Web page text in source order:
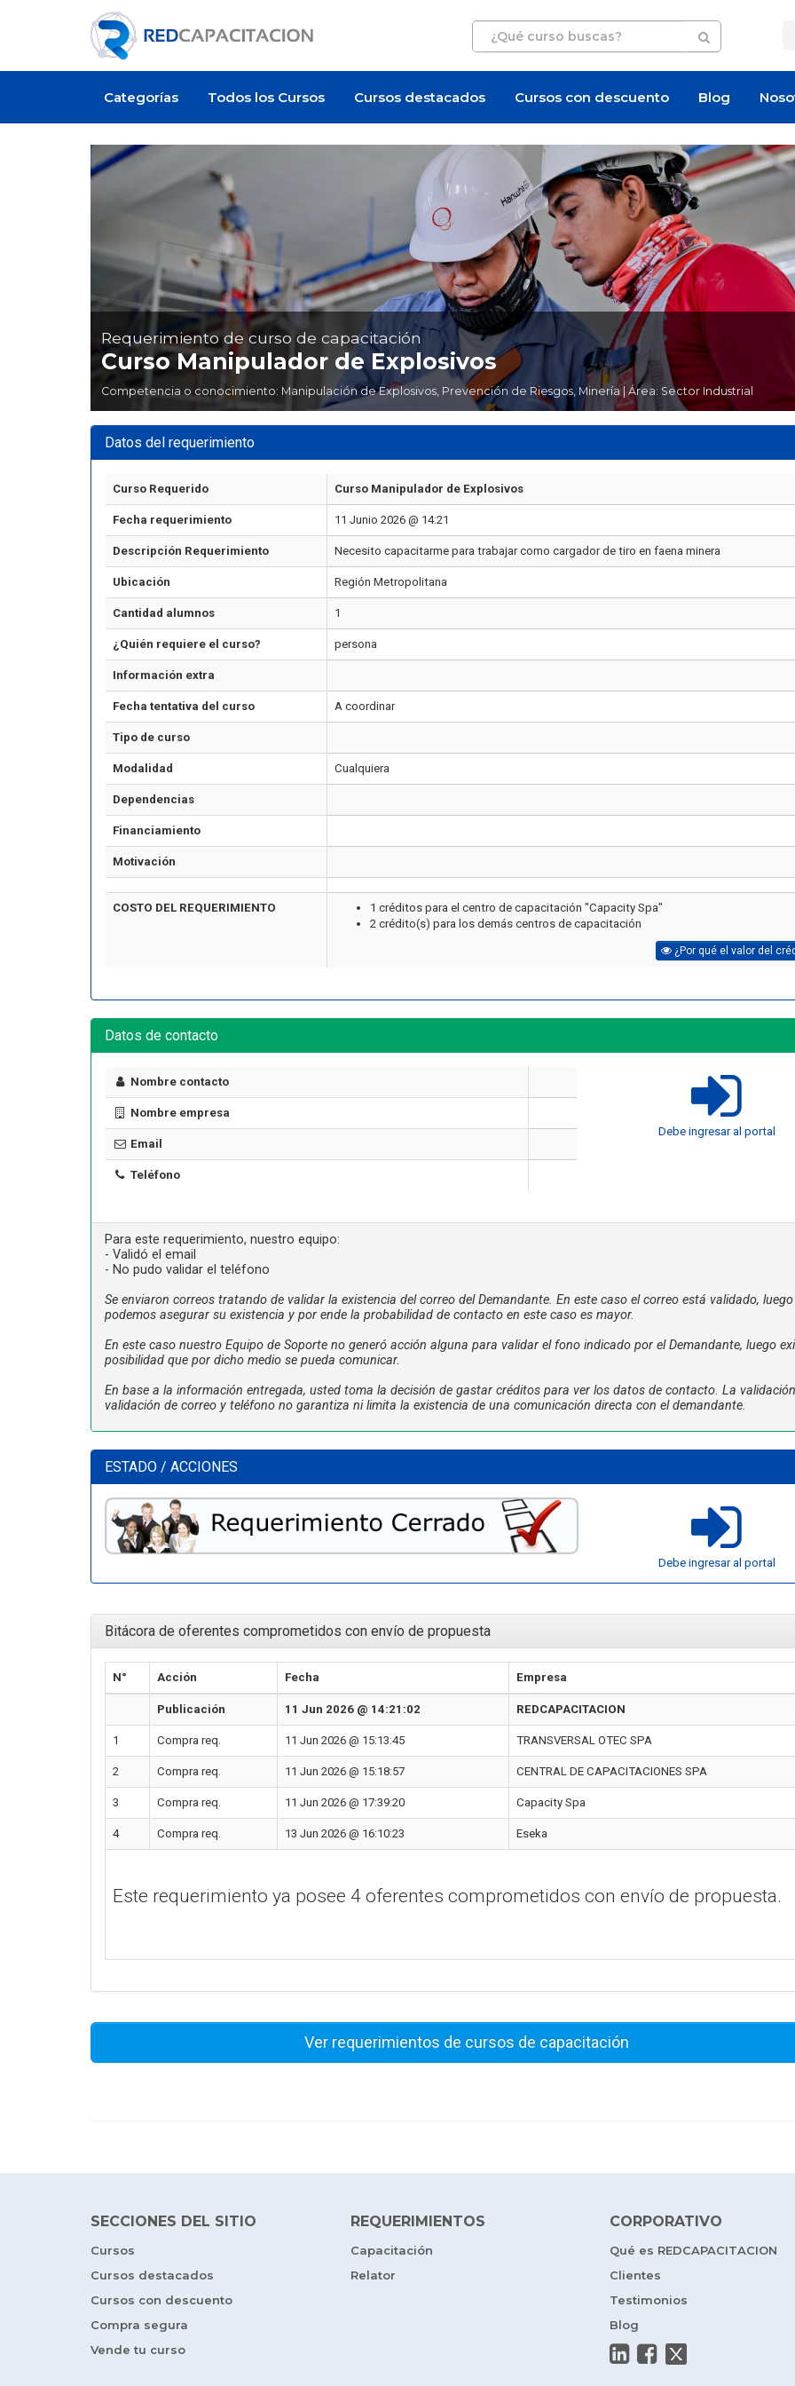
Categorías Todos los Cursos Cursos destacados Cursos con descuento Blog
Requerimiento de curso de capacitación
Curso Manipulador de Explosivos
Competencia o conocimiento: Manipulación de Explosivos, Prevención de Riesgos, Minería | Área: Sector Industrial
Datos del requerimiento
Curso Requerido Curso Manipulador de Explosivos
Fecha requerimiento 11 Junio 2026 @ 14:21
Descripción Requerimiento Necesito capacitarme para trabajar como cargador de tiro en faena minera
Ubicación Región Metropolitana
Cantidad alumnos 1
¿Quién requiere el curso? persona
Información extra
Fecha tentativa del curso A coordinar
Tipo de curso
Modalidad Cualquiera
Dependencias
Financiamiento
Motivación
COSTO DEL REQUERIMIENTO
1 créditos para el centro de capacitación "Capacity Spa"
2 crédito(s) para los demás centros de capacitación
¿Por qué el valor del
Datos de contacto
Nombre contacto
Nombre empresa
Email
Teléfono
Debe ingresar al portal
Para este requerimiento, nuestro equipo:
- Validó el email
- No pudo validar el teléfono
Se enviaron correos tratando de validar la existencia del correo del Demandante. En este caso el correo está validado, luego
podemos asegurar su existencia y por ende la probabilidad de contacto en este caso es mayor.
En este caso nuestro Equipo de Soporte no generó acción alguna para validar el fono indicado por el Demandante, luego
posibilidad que por dicho medio se pueda comunicar.
En base a la información entregada, usted toma la decisión de gastar créditos para ver los datos de contacto. La
validación de correo y teléfono no garantiza ni limita la existencia de una comunicación directa con el demandante.
ESTADO / ACCIONES
Debe ingresar al portal
Bitácora de oferentes comprometidos con envío de propuesta
N° Acción Fecha Empresa
Publicación 11 Jun 2026 @ 14:21:02 REDCAPACITACION
1 Compra req. 11 Jun 2026 @ 15:13:45 TRANSVERSAL OTEC SPA
2 Compra req. 11 Jun 2026 @ 15:18:57 CENTRAL DE CAPACITACIONES SPA
3 Compra req. 11 Jun 2026 @ 17:39:20 Capacity Spa
4 Compra req. 13 Jun 2026 @ 16:10:23 Eseka
Este requerimiento ya posee 4 oferentes comprometidos con envío de propuesta.
Ver requerimientos de cursos de capacitación
una Brigada de
en tu Empresa
¿Cuánto cuesta certificarse en
en 2026? El precio real de los
¿Cuánto cuesta un curso de
en 2026? Precios reales y qué
¿Cuánto dura un
SECCIONES DEL SITIO
Cursos
Cursos destacados
Cursos con descuento
Compra segura
Vende tu curso
REQUERIMIENTOS
Capacitación
Relator
CORPORATIVO
Qué es REDCAPACITACION
Clientes
Testimonios
Blog